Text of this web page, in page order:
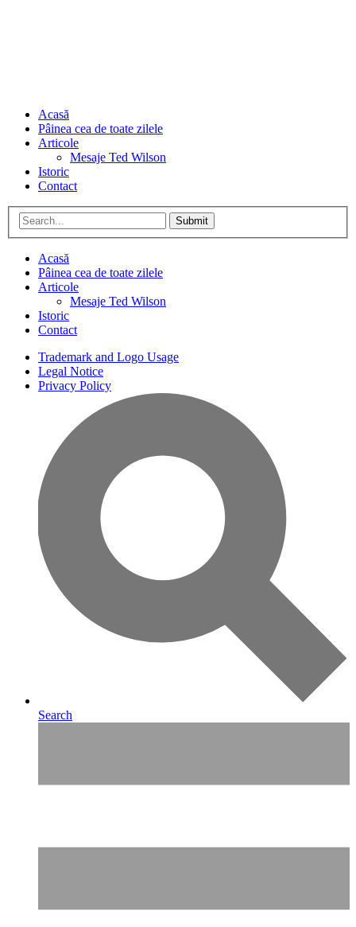
Acasă
Pâinea cea de toate zilele
Articole
Mesaje Ted Wilson
Istoric
Contact
Submit
Acasă
Pâinea cea de toate zilele
Articole
Mesaje Ted Wilson
Istoric
Contact
Trademark and Logo Usage
Legal Notice
Privacy Policy
Search